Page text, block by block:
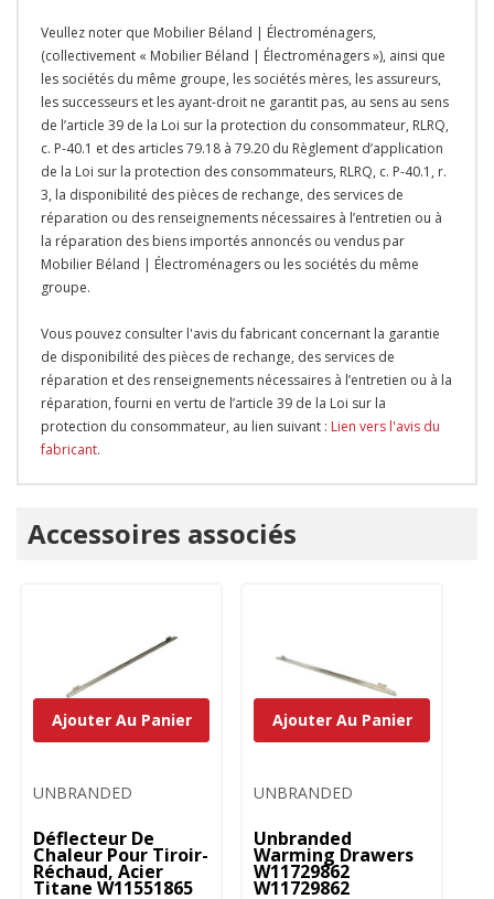
Veullez noter que Mobilier Béland | Électroménagers,
(collectivement « Mobilier Béland | Électroménagers »), ainsi que
les sociétés du même groupe, les sociétés mères, les assureurs,
les successeurs et les ayant-droit ne garantit pas, au sens au sens
de l’article 39 de la Loi sur la protection du consommateur, RLRQ,
c. P-40.1 et des articles 79.18 à 79.20 du Règlement d’application
de la Loi sur la protection des consommateurs, RLRQ, c. P-40.1, r.
3, la disponibilité des pièces de rechange, des services de
réparation ou des renseignements nécessaires à l’entretien ou à
la réparation des biens importés annoncés ou vendus par
Mobilier Béland | Électroménagers ou les sociétés du même
groupe.
Vous pouvez consulter l'avis du fabricant concernant la garantie
de disponibilité des pièces de rechange, des services de
réparation et des renseignements nécessaires à l’entretien ou à la
réparation, fourni en vertu de l’article 39 de la Loi sur la
protection du consommateur, au lien suivant : Lien vers l'avis du
fabricant.
personnalisé
Accessoires associés
UNBRANDED
Déflecteur De
Chaleur Pour Tiroir-
Réchaud, Acier
Titane W11551865
Ajouter Au Panier
UNBRANDED
Unbranded
Warming Drawers
W11729862
W11729862
Ajouter Au Panier